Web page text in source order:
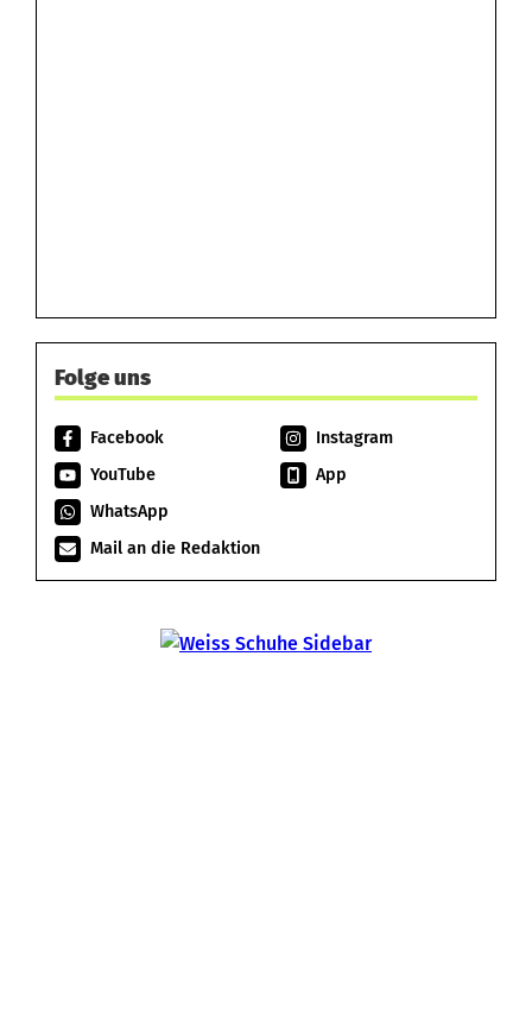
Folge uns
Facebook
Instagram
YouTube
App
WhatsApp
Mail an die Redaktion